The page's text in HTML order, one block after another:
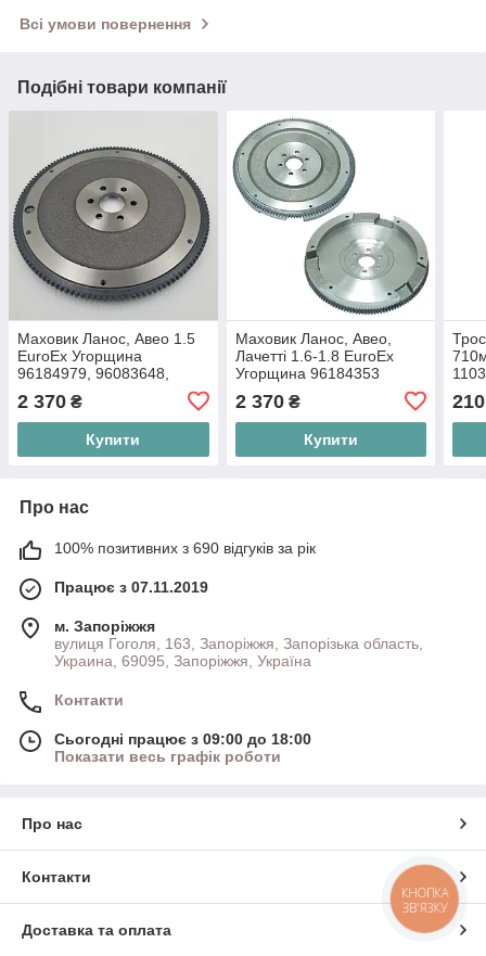
Всі умови повернення
Подібні товари компанії
Маховик Ланос, Авео 1.5
EuroEx Угорщина
96184979, 96083648,
2 370 ₴
Купити
Маховик Ланос, Авео,
Лачетті 1.6-1.8 EuroEx
Угорщина 96184353
2 370₴
Купити
210
Про нас
100% позитивних з 690 відгуків за рік
Працює з 07.11.2019
м. Запоріжжя
вулиця Гоголя, 163, Запоріжжя, Запорізька область,
Украина, 69095, Запоріжжя, Україна
Контакти
Сьогодні працює з 09:00 до 18:00
Показати весь графік роботи
Про нас
Контакти
Доставка та оплата
КНОПКА
ЗВ'ЯЗКУ